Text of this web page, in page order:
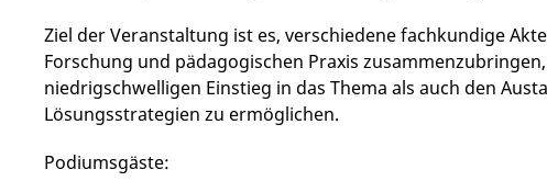
Ziel der Veranstaltung ist es, verschiedene fachkundige
Forschung und pädagogischen Praxis
niedrigschwelligen Einstieg in das Thema als auch den
Lösungsstrategien zu ermöglichen.
Podiumsgäste: